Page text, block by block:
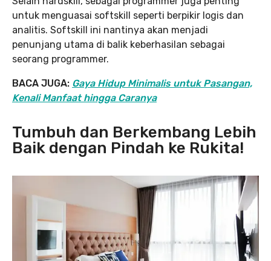
untuk menguasai softskill seperti berpikir logis dan
analitis. Softskill ini nantinya akan menjadi
penunjang utama di balik keberhasilan sebagai
seorang programmer.
BACA JUGA: Gaya Hidup Minimalis untuk Pasangan,
Kenali Manfaat hingga Caranya
Tumbuh dan Berkembang Lebih
Baik dengan Pindah ke Rukita!